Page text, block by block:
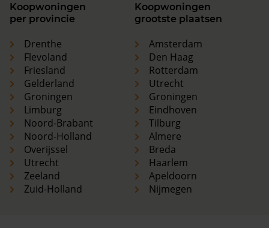
Koopwoningen
per provincie
Drenthe
Flevoland
Friesland
Gelderland
Groningen
Limburg
Noord-Brabant
Noord-Holland
Overijssel
Utrecht
Zeeland
Zuid-Holland
Koopwoningen
grootste plaatsen
Amsterdam
Den Haag
Rotterdam
Utrecht
Groningen
Eindhoven
Tilburg
Almere
Breda
Haarlem
Apeldoorn
Nijmegen